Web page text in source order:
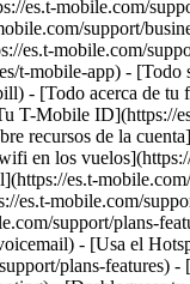
es.t-mobile.com/
support/
es.t-mobile.com/
t-mobile-app) - [Todo
- [Todo acerca de tu
T-Mobile ID](https://
recursos de la
en los
es.t-
es.t-mobile.com/
support/plans-
- [Usa el
plans-features)